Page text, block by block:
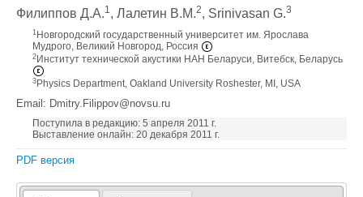
Филиппов Д.А.1, Лалетин В.М.2, Srinivasan G.3
1 Новгородский государственный университет им. Ярослава
Мудрого, Великий Новгород, Россия
2 Институт технической акустики НАН Беларуси, Витебск, Беларусь
3 Physics Department, Oakland University Roshester, MI, USA
Email: Dmitry.Filippov@novsu.ru
Поступила в редакцию: 5 апреля 2011 г.
Выставление онлайн: 20 декабря 2011 г.
PDF версия